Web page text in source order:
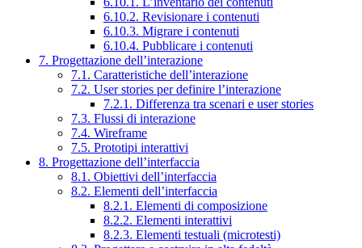
6.10.2. Revisionare i contenuti
6.10.3. Migrare i contenuti
6.10.4. Pubblicare i contenuti
7. Progettazione dell’interazione
7.1. Caratteristiche dell’interazione
7.2. User stories per definire l’interazione
7.2.1. Differenza tra scenari e user stories
7.3. Flussi di interazione
7.4. Wireframe
7.5. Prototipi interattivi
8. Progettazione dell’interfaccia
8.1. Obiettivi dell’interfaccia
8.2. Elementi dell’interfaccia
8.2.1. Elementi di composizione
8.2.2. Elementi interattivi
8.2.3. Elementi testuali (microtesti)